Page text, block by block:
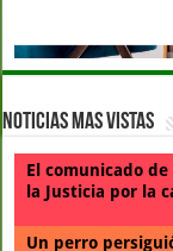
Noticias Mas Vistas
El comunicado
la Justicia por la
Un perro